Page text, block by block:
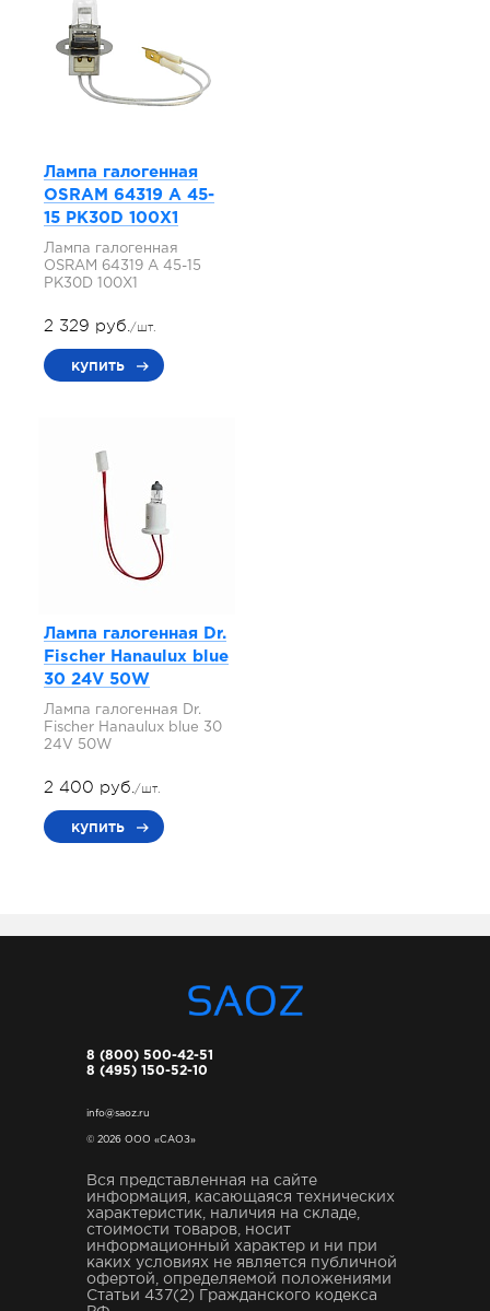
Лампа галогенная
OSRAM 64319 A 45-
15 PK30D 100X1
Лампа галогенная
OSRAM 64319 A 45-15
PK30D 100X1
2 329 руб./шт.
купить
Лампа галогенная Dr.
Fischer Hanaulux blue
30 24V 50W
Лампа галогенная Dr.
Fischer Hanaulux blue 30
24V 50W
2 400 руб./шт.
купить
8 (800) 500-42-51
8 (495) 150-52-10
info@saoz.ru
© 2026 ООО «САОЗ»
Вся представленная на сайте
информация, касающаяся технических
характеристик, наличия на складе,
стоимости товаров, носит
информационный характер и ни при
каких условиях не является публичной
офертой, определяемой положениями
Статьи 437(2) Гражданского кодекса